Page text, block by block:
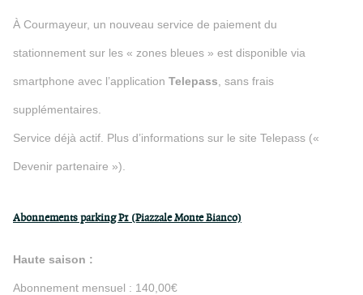
À Courmayeur, un nouveau service de paiement du
stationnement sur les « zones bleues » est disponible via
smartphone avec l’application Telepass , sans frais
supplémentaires.
Service déjà actif. Plus d’informations sur le site Telepass («
Devenir partenaire »).
Abonnements parking P1 (Piazzale Monte Bianco)
Haute saison :
Abonnement mensuel : 140,00€